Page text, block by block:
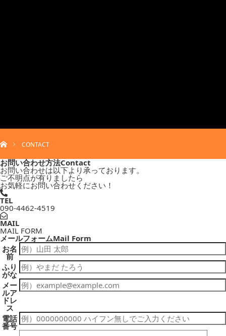
メニュー一覧
ブログ
よくあるご質問
CONTACT
お問い合わせ
TEL: 090-4462-4519
CONTACT
お問い合わせ方法Contact
お問い合わせは以下より承っております。
ご不明点が有りましたら
お気軽にお問い合わせください！
TEL
090-4462-4519
MAIL
MAIL FORM
メールフォームMail Form
お名
前
ふり
がな
メー
ルア
ドレ
ス
電話
番号